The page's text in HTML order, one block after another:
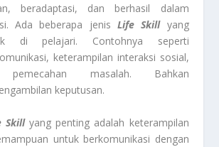
beradaptasi, dan berhasil dalam
Ada beberapa jenis Life Skillyang
di pelajari. Contohnya seperti
keterampilan interaksi sosial,
pemecahan masalah. Bahkan
keputusan.
Skillyang penting adalah keterampilan
untuk berkomunikasi dengan